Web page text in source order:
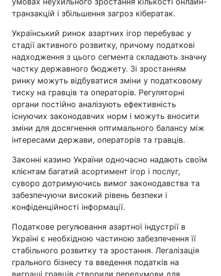
транзакцій і збільшення загроз кібератак.
Український ринок азартних ігор перебуває у
стадії активного розвитку, причому податкові
надходження з цього сегмента складають значну
частку державного бюджету. Зі зростанням
ринку можуть відбуватися зміни у податковому
тиску на гравців та операторів. Регуляторні
органи постійно аналізують ефективність
існуючих законодавчих норм і можуть вносити
зміни для досягнення оптимального балансу між
інтересами держави, операторів та гравців.
Законні казино України одночасно надають своїм
клієнтам багатий асортимент ігор і послуг,
суворо дотримуючись вимог законодавства та
забезпечуючи високий рівень безпеки і
конфіденційності інформації.
Податкове регулювання азартної індустрії в
Україні є необхідною частиною забезпечення її
стабільного розвитку та зростання. Легалізація
грального бізнесу та введення податків на
виграші гравців створили передумови для